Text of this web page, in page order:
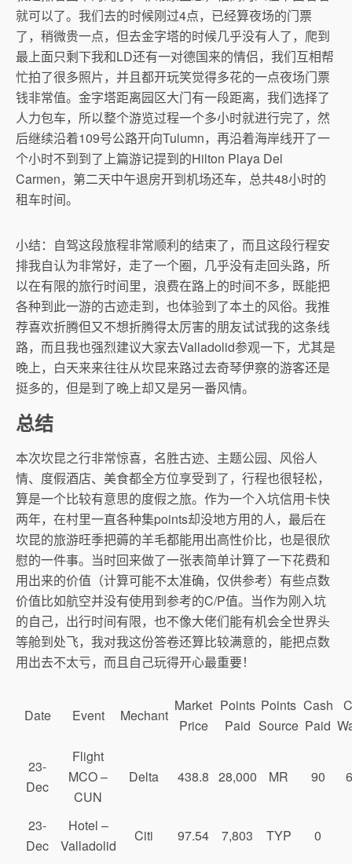
就可以了。我们去的时候刚过4点，已经算夜场的门票
了，稍微贵一点，但去金字塔的时候几乎没有人了，爬到
最上面只剩下我和LD还有一对德国来的情侣，我们互相帮
忙拍了很多照片，并且都开玩笑觉得多花的一点夜场门票
钱非常值。金字塔距离园区大门有一段距离，我们选择了
人力包车，所以整个游览过程一个多小时就进行完了，然
后继续沿着109号公路开向Tulumn，再沿着海岸线开了一
个小时不到到了上篇游记提到的Hilton Playa Del
Carmen，第二天中午退房开到机场还车，总共48小时的
租车时间。
小结：自驾这段旅程非常顺利的结束了，而且这段行程安
排我自认为非常好，走了一个圈，几乎没有走回头路，所
以在有限的旅行时间里，浪费在路上的时间不多，既能把
各种到此一游的古迹走到，也体验到了本土的风俗。我推
荐喜欢折腾但又不想折腾得太厉害的朋友试试我的这条线
路，而且我也强烈建议大家去Valladolid参观一下，尤其是
晚上，白天来来往往从坎昆来路过去奇琴伊察的游客还是
挺多的，但是到了晚上却又是另一番风情。
总结
本次坎昆之行非常惊喜，名胜古迹、主题公园、风俗人
情、度假酒店、美食都全方位享受到了，行程也很轻松，
算是一个比较有意思的度假之旅。作为一个入坑信用卡快
两年，在村里一直各种集points却没地方用的人，最后在
坎昆的旅游旺季把薅的羊毛都能用出高性价比，也是很欣
慰的一件事。当时回来做了一张表简单计算了一下花费和
用出来的价值（计算可能不太准确，仅供参考）有些点数
价值比如航空并没有使用到参考的C/P值。当作为刚入坑
的自己，出行时间有限，也不像大佬们能有机会全世界头
等舱到处飞，我对我这份答卷还算比较满意的，能把点数
用出去不太亏，而且自己玩得开心最重要！
Date Event Mechant
Market
Price
Points
Paid
Points
Source
Cash
Paid
23-
Dec
Flight
MCO –
CUN
Delta 438.8 28,000 MR 90
23-
Dec
Hotel –
Valladolid
Citi 97.54 7,803 TYP 0